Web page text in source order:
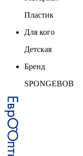
Пластик
Для кого
Детская
Бренд
SPONGEBOB